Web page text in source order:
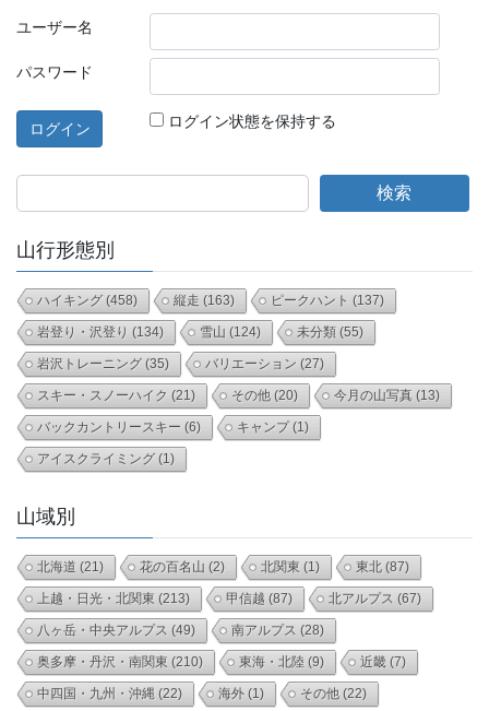
ユーザー名
パスワード
ログイン状態を保持する
検索
山行形態別
ハイキング (458) 縦走 (163) ピークハント (137)
岩登り・沢登り (134) 雪山 (124) 未分類 (55)
岩沢トレーニング (35) バリエーション (27)
スキー・スノーハイク (21) その他 (20) 今月の山写真 (13)
バックカントリースキー (6) キャンプ(1)
アイスクライミング (1)
山域別
北海道 (21) 花の百名山 (2) 北関東 (1) 東北 (87)
上越・日光・北関東 (213) 甲信越 (87) 北アルプス (67)
八ヶ岳・中央アルプス (49) 南アルプス (28)
奥多摩・丹沢・南関東 (210) 東海・北陸 (9) 近畿 (7)
中四国・九州・沖縄 (22) 海外 (1) その他 (22)